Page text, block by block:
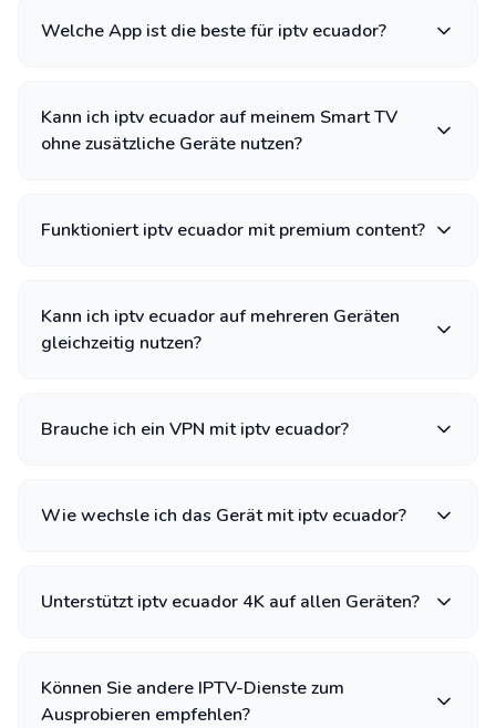
Welche App ist die beste für iptv ecuador?
Kann ich iptv ecuador auf meinem Smart TV
ohne zusätzliche Geräte nutzen?
Funktioniert iptv ecuador mit premium content?
Kann ich iptv ecuador auf mehreren Geräten
gleichzeitig nutzen?
Brauche ich ein VPN mit iptv ecuador?
Wie wechsle ich das Gerät mit iptv ecuador?
Unterstützt iptv ecuador 4K auf allen Geräten?
Können Sie andere IPTV-Dienste zum
Ausprobieren empfehlen?